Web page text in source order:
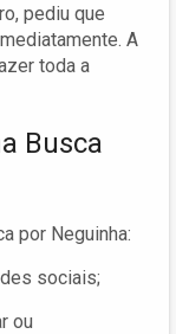
pediu que
A
toda a
Busca
por Neguinha:
sociais;
ou